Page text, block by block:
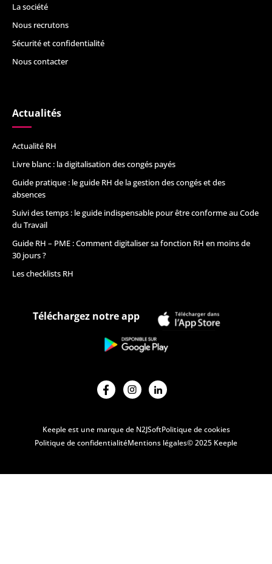
La société
Nous recrutons
Sécurité et confidentialité
Nous contacter
Actualités
Actualité RH
Livre blanc : la digitalisation des congés payés
Guide pratique : le guide RH de la gestion des congés et des
absences
Suivi des temps : le guide indispensable pour être conforme au Code
du Travail
Guide RH – PME : Comment digitaliser sa fonction RH en moins de
30 jours ?
Les checklists RH
Téléchargez notre app
Keeple est une marque de N2JSoftPolitique de cookies
Politique de confidentialitéMentions légales© 2025 Keeple